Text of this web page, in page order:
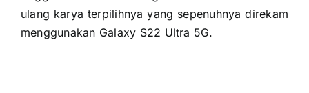
ulang karya terpilihnya yang sepenuhnya direkam
menggunakan Galaxy S22 Ultra 5G.